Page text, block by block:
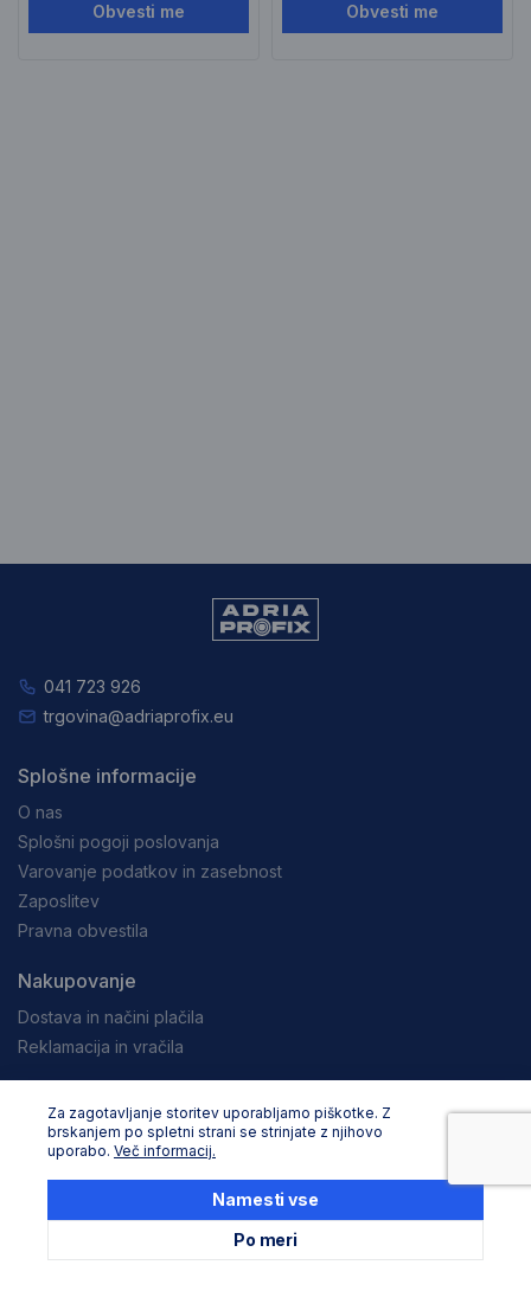
Za zagotavljanje storitev uporabljamo piškotke. Z
brskanjem po spletni strani se strinjate z njihovo
uporabo. Več informacij.
Po meri
Namesti vse
Obvesti me Obvesti me
041 723 926
trgovina@adriaprofix.eu
Splošne informacije
O nas
Splošni pogoji poslovanja
Varovanje podatkov in zasebnost
Zaposlitev
Pravna obvestila
Nakupovanje
Dostava in načini plačila
Reklamacija in vračila
Podaljševanje garancije Stanley
Podaljševanje garancije Dewalt
Seznam uradnih servisov